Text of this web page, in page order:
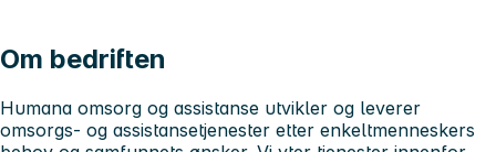
Om bedriften
Humana omsorg og assistanse utvikler og leverer
omsorgs- og assistansetjenester etter enkeltmenneskers